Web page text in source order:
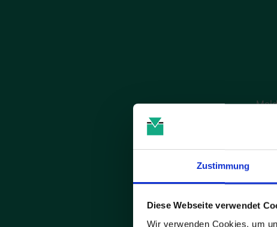
Zustimmung
Diese Webseite verwendet
Wir verwenden Cookies, um